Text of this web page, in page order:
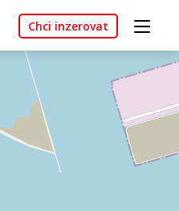
Chci inzerovat